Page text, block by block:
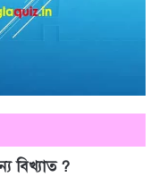
বিখ্যাত ?